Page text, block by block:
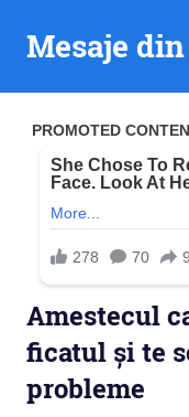
Mesaje
Amestecul
ficatul și te
probleme